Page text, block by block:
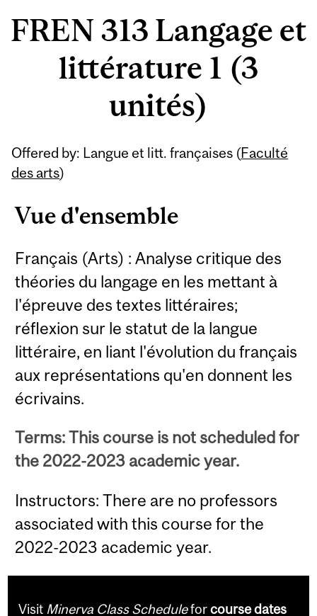
FREN 313 Langage et
littérature 1 (3
unités)
Offered by: Langue et litt. françaises (Faculté
des arts)
Vue d'ensemble
Français (Arts) : Analyse critique des
théories du langage en les mettant à
l'épreuve des textes littéraires;
réflexion sur le statut de la langue
littéraire, en liant l'évolution du français
aux représentations qu'en donnent les
écrivains.
Terms: This course is not scheduled for
the 2022-2023 academic year.
Instructors: There are no professors
associated with this course for the
2022-2023 academic year.
Related
Content
Visit Minerva Class Scheduleforcourse dates